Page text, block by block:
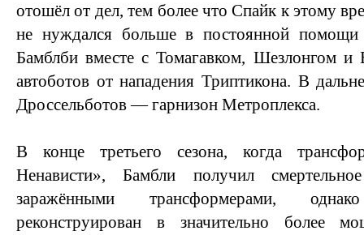
отошёл от дел, тем более что Спайк к этому
не нуждался больше в постоянной помощи
Бамблби вместе с Томагавком, Шезлонгом и
автоботов от нападения Триптикона. В
Дроссельботов — гарнизон Метроплекса.
В конце третьего сезона, когда
Ненависти», Бамбли получил
заражёнными трансформерами,
реконструирован в значительно более